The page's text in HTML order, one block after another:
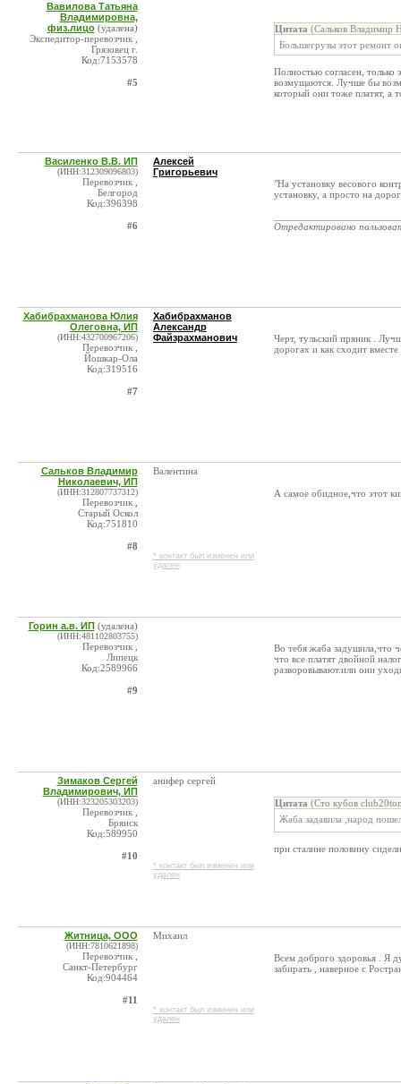
Вавилова Татьяна
Владимировна,
физ.лицо (удалена)
Экспедитор-перевозчик ,
Грязовец г.
Код:7153578
#5
Цитата (Сальков Владимир
Большегрузы этот ремонт
Полностью согласен, только
возмущаются. Лучше бы
который они тоже платят, а
Василенко В.В. ИП
(ИНН:312309096803)
Перевозчик ,
Белгород
Код:396398
#6
Алексей
Григорьевич
"На установку весового
установку, а просто на
Отредактировано
Хабибрахманова Юлия
Олеговна, ИП
(ИНН:432700967206)
Перевозчик ,
Йошкар-Ола
Код:319516
#7
Хабибрахманов
Александр
Файзрахманович
Черт, тульский пряник .
дорогах и как сходит
Сальков Владимир
Николаевич, ИП
(ИНН:312807737312)
Перевозчик ,
Старый Оскол
Код:751810
#8
Валентина
* контакт был изменен или
удален
А самое обидное,что этот
Горин а.в. ИП (удалена)
(ИНН:481102803755)
Перевозчик ,
Липецк
Код:2589966
#9
Во тебя жаба задушила,что
что все платят двойной
разворовывают.или они
Зимаков Сергей
Владимирович, ИП
(ИНН:323205303203)
Перевозчик ,
Брянск
Код:589950
#10
анифер сергей
* контакт был изменен или
удален
Цитата (Сто кубов
Жаба задавила ,народ
при сталине половину
Житница, ООО
(ИНН:7810621898)
Перевозчик ,
Санкт-Петербург
Код:904464
#11
Михаил
* контакт был изменен или
удален
Всем доброго здоровья . Я
забирать , наверное с